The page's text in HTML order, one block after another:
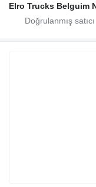
Elro Trucks Belguim